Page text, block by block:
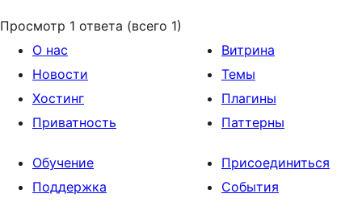
Просмотр 1 ответа (всего 1)
О нас
Новости
Хостинг
Приватность
Витрина
Темы
Плагины
Паттерны
Обучение
Поддержка
Присоединиться
События